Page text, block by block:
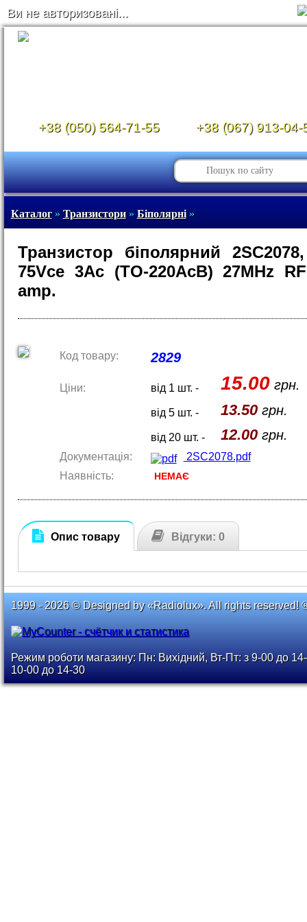
Ви не авторизовані...
+38 (050) 564-71-55 +38 (067) 913-04-
Каталог» Транзистори» Біполярні»
Транзистор біполярний
75Vce 3Ac (TO-220AcB) 27MHz
amp.
Код товару: 2829
Ціни: від 1 шт. - 15.00грн.
від 5 шт. - 13.50грн.
від 20 шт. - 12.00грн.
Документація:
2SC2078.pdf
Наявність:
НЕМАЄ
Опис товару Відгуки: 0
1999 - 2026 © Designed by «Radiolux». All rights reserved!
Режим роботи магазину: Пн: Вихідний, Вт-Пт: з 9-00 до
10-00 до 14-30